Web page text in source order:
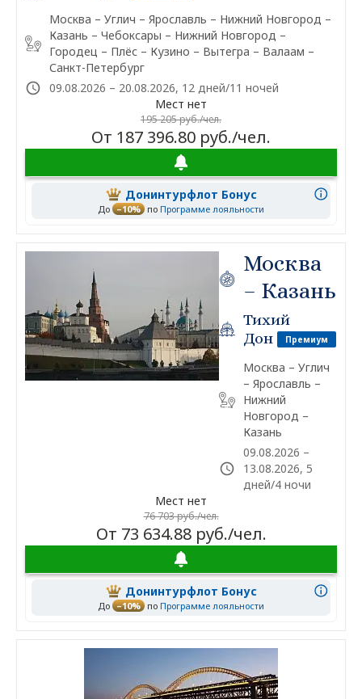
Москва – Углич – Ярославль – Нижний Новгород –
Казань – Чебоксары – Нижний Новгород –
Городец – Плёс – Кузино – Вытегра – Валаам –
Санкт-Петербург
09.08.2026 – 20.08.2026, 12 дней/11 ночей
Мест нет
195 205 руб./чел.
От 187 396.80 руб./чел.
Донинтурфлот Бонус
До –10% по Программе лояльности
Москва
– Казань
Тихий
Дон
Премиум
Москва – Углич
– Ярославль –
Нижний
Новгород –
Казань
09.08.2026 –
13.08.2026, 5
дней/4 ночи
Мест нет
76 703 руб./чел.
От 73 634.88 руб./чел.
Донинтурфлот Бонус
До –10% по Программе лояльности